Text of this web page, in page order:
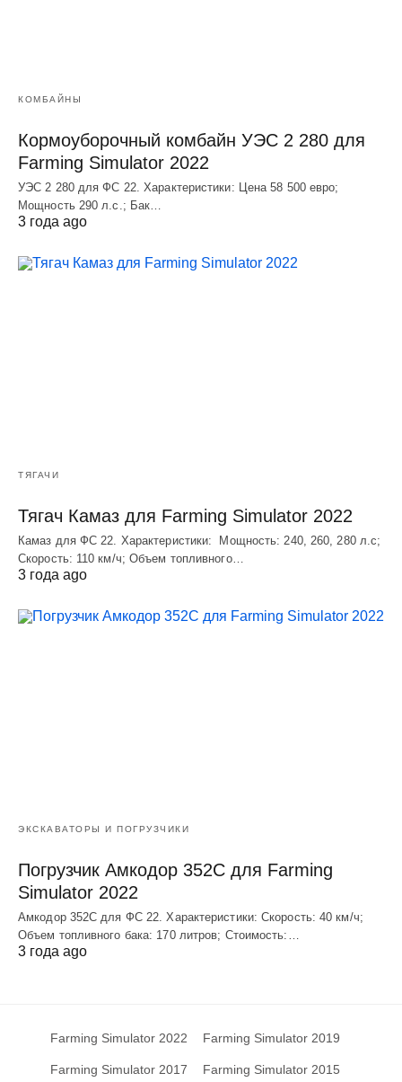
КОМБАЙНЫ
Кормоуборочный комбайн УЭC 2 280 для
Farming Simulator 2022
УЭC 2 280 для ФС 22. Характеристики: Цена 58 500 евро;
Мощность 290 л.с.; Бак…
3 года ago
ТЯГАЧИ
Тягач Камаз для Farming Simulator 2022
Камаз для ФС 22. Характеристики: Мощность: 240, 260, 280 л.с;
Скорость: 110 км/ч; Объем топливного…
3 года ago
ЭКСКАВАТОРЫ И ПОГРУЗЧИКИ
Погрузчик Амкодор 352С для Farming
Simulator 2022
Амкодор 352С для ФС 22. Характеристики: Скорость: 40 км/ч;
Объем топливного бака: 170 литров; Стоимость:…
3 года ago
Farming Simulator 2022 Farming Simulator 2019
Farming Simulator 2017 Farming Simulator 2015